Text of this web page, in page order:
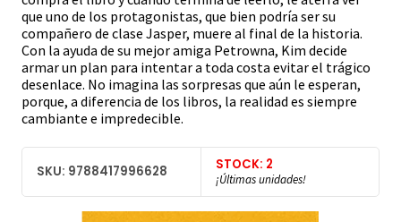
que uno de los protagonistas, que bien podría ser su
compañero de clase Jasper, muere al final de la historia.
Con la ayuda de su mejor amiga Petrowna, Kim decide
armar un plan para intentar a toda costa evitar el trágico
desenlace. No imagina las sorpresas que aún le esperan,
porque, a diferencia de los libros, la realidad es siempre
cambiante e impredecible.
SKU: 9788417996628 STOCK: 2
¡Últimas unidades!